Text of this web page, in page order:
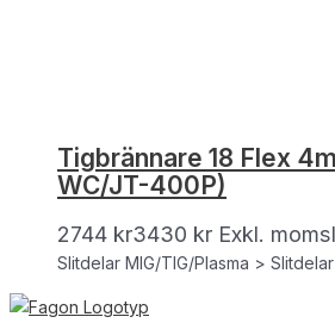
Tigbrännare 18 Flex
WC/JT-400P)
2744 kr3430 kr Exkl. moms
Slitdelar MIG/TIG/Plasma >